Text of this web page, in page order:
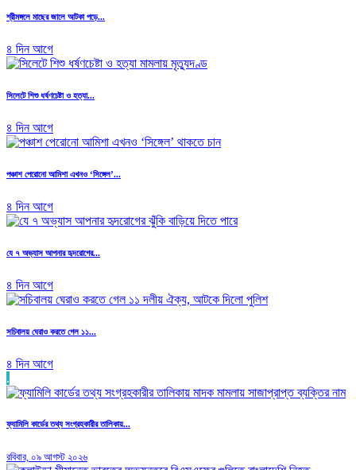
শ্রীমঙ্গলে মাছের জালে আটকা পড়ে...
৪ দিন আগে
সিলেটে শিশু ধর্ষণচেষ্টা ও হত্যা...
৪ দিন আগে
পঞ্চাশ পেরোনো আমিশা এখনও ‘সিঙ্গেল’...
৪ দিন আগে
যে ৭ অভ্যাস আপনার হৃদরোগের...
৪ দিন আগে
সচিবালয় ঘেরাও করতে গেল ১১...
৪ দিন আগে
.
ফ্যামিলি কার্ডের তথ্য সংগ্রহকারীর তালিকায়...
রবিবার, ০৯ আগস্ট ২০২৬